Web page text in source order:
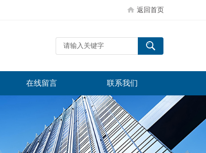
返回首页
在线留言 联系我们